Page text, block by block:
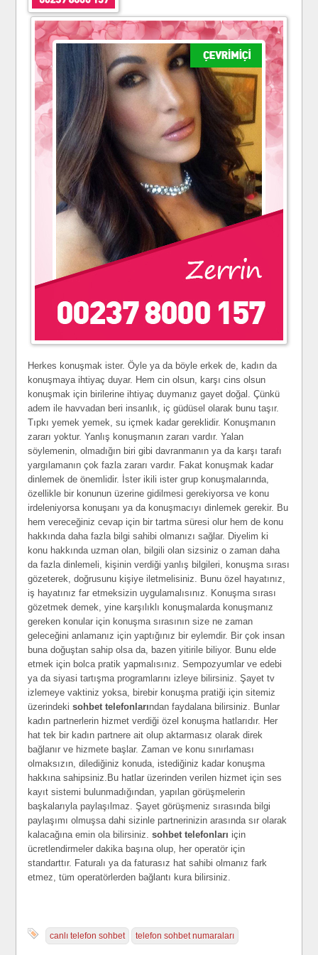
Herkes konuşmak ister. Öyle ya da böyle erkek de, kadın da
konuşmaya ihtiyaç duyar. Hem cin olsun, karşı cins olsun
konuşmak için birilerine ihtiyaç duymanız gayet doğal. Çünkü
adem ile havvadan beri insanlık, iç güdüsel olarak bunu taşır.
Tıpkı yemek yemek, su içmek kadar gereklidir. Konuşmanın
zararı yoktur. Yanlış konuşmanın zararı vardır. Yalan
söylemenin, olmadığın biri gibi davranmanın ya da karşı tarafı
yargılamanın çok fazla zararı vardır. Fakat konuşmak kadar
dinlemek de önemlidir. İster ikili ister grup konuşmalarında,
özellikle bir konunun üzerine gidilmesi gerekiyorsa ve konu
irdeleniyorsa konuşanı ya da konuşmacıyı dinlemek gerekir. Bu
hem vereceğiniz cevap için bir tartma süresi olur hem de konu
hakkında daha fazla bilgi sahibi olmanızı sağlar. Diyelim ki
konu hakkında uzman olan, bilgili olan sizsiniz o zaman daha
da fazla dinlemeli, kişinin verdiği yanlış bilgileri, konuşma sırası
gözeterek, doğrusunu kişiye iletmelisiniz. Bunu özel hayatınız,
iş hayatınız far etmeksizin uygulamalısınız. Konuşma sırası
gözetmek demek, yine karşılıklı konuşmalarda konuşmanız
gereken konular için konuşma sırasının size ne zaman
geleceğini anlamanız için yaptığınız bir eylemdir. Bir çok insan
buna doğuştan sahip olsa da, bazen yitirile biliyor. Bunu elde
etmek için bolca pratik yapmalısınız. Sempozyumlar ve edebi
ya da siyasi tartışma programlarını izleye bilirsiniz. Şayet tv
izlemeye vaktiniz yoksa, birebir konuşma pratiği için sitemiz
üzerindekisohbet telefonlarından faydalana bilirsiniz. Bunlar
kadın partnerlerin hizmet verdiği özel konuşma hatlarıdır. Her
hat tek bir kadın partnere ait olup aktarmasız olarak direk
bağlanır ve hizmete başlar. Zaman ve konu sınırlaması
olmaksızın, dilediğiniz konuda, istediğiniz kadar konuşma
hakkına sahipsiniz.Bu hatlar üzerinden verilen hizmet için ses
kayıt sistemi bulunmadığından, yapılan görüşmelerin
başkalarıyla paylaşılmaz. Şayet görüşmeniz sırasında bilgi
paylaşımı olmuşsa dahi sizinle partnerinizin arasında sır olarak
kalacağına emin ola bilirsiniz.sohbet telefonları için
ücretlendirmeler dakika başına olup, her operatör için
standarttır. Faturalı ya da faturasız hat sahibi olmanız fark
etmez, tüm operatörlerden bağlantı kura bilirsiniz.
canlı telefon sohbet telefon sohbet numaraları